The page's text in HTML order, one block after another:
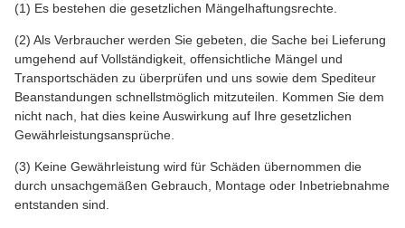
(1) Es bestehen die gesetzlichen Mängelhaftungsrechte.
(2) Als Verbraucher werden Sie gebeten, die Sache bei Lieferung
umgehend auf Vollständigkeit, offensichtliche Mängel und
Transportschäden zu überprüfen und uns sowie dem Spediteur
Beanstandungen schnellstmöglich mitzuteilen. Kommen Sie dem
nicht nach, hat dies keine Auswirkung auf Ihre gesetzlichen
Gewährleistungsansprüche.
(3) Keine Gewährleistung wird für Schäden übernommen die
durch unsachgemäßen Gebrauch, Montage oder Inbetriebnahme
entstanden sind.